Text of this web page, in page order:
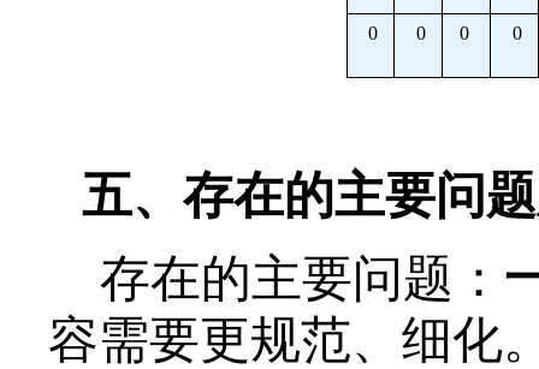
0 0 0 0
五、存在的主要问
存在的主要问题：
容需要更规范、细化